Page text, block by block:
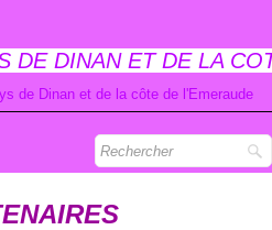
DE DINAN ET DE LA
de Dinan et de la côte de l'Emeraude